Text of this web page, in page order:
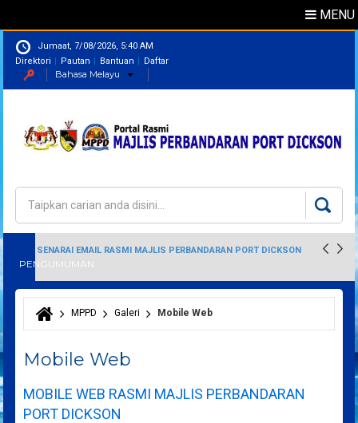
MENU
Jumaat, 7/08/2026, 5:40 AM
Direktori
Pautan Bantuan Daftar
Bahasa Melayu
Borang carian
PENGUMUMAN
SENARAI EMAIL RASMI MAJLIS PERBANDARAN PORT DICKSON
Anda di sini
MPPD Galeri Mobile Web
Mobile Web
MOBILE WEB RASMI MAJLIS PERBANDARAN
PORT DICKSON